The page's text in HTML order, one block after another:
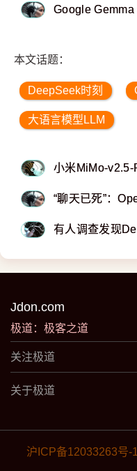
Google
本文话题：
DeepSeek时刻
大语言模型LLM
小米MiMo-
“聊天已死”：
有人调查发现
Jdon.com
极道：极客之道
关注极道
关于极道
沪ICP备12033263号-1